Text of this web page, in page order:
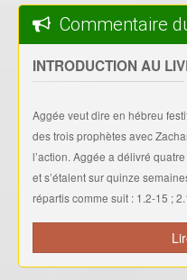
Commentaire
INTRODUCTION AU
Aggée veut dire en hébreu
des trois prophètes avec
l’action. Aggée a délivré
et s’étalent sur quinze
répartis comme suit : 1.2-15 ;